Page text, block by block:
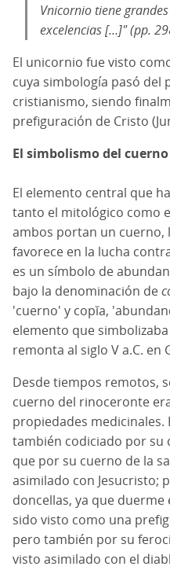
Vnicornio tiene
excelencias […]" (pp.
El unicornio fue visto
cuya simbología pasó del
cristianismo, siendo
prefiguración de Cristo
El simbolismo del cuerno
El elemento central que
tanto el mitológico como
ambos portan un cuerno,
favorece en la lucha
es un símbolo de
bajo la denominación de
'cuerno' y copĭa,
elemento que
remonta al siglo V a.C. en
Desde tiempos remotos,
cuerno del rinoceronte
propiedades
también codiciado por su
que por su cuerno de la
asimilado con Jesucristo;
doncellas, ya que
sido visto como una
pero también por su
visto asimilado con el